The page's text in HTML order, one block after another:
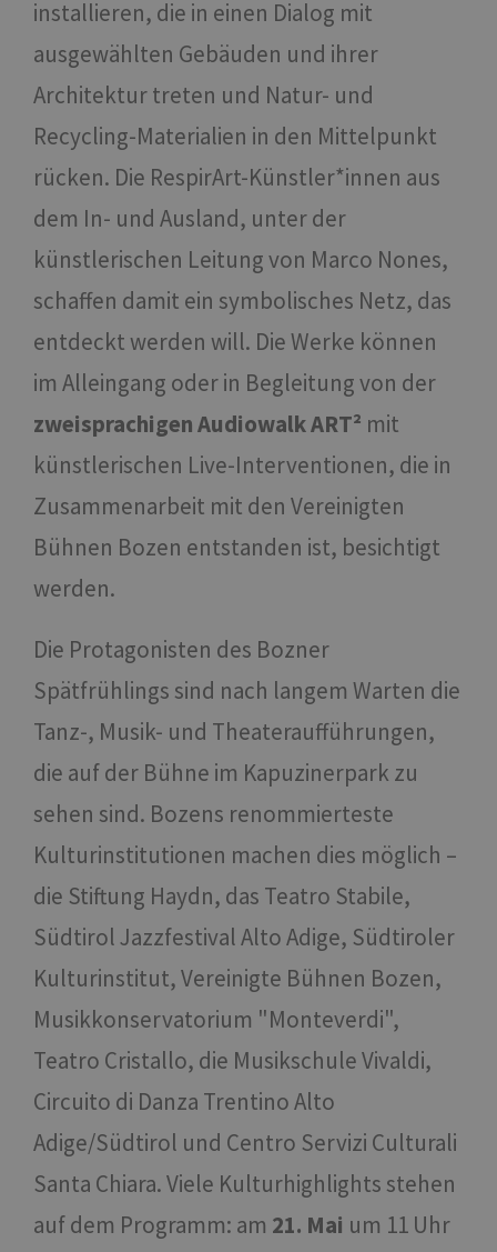
installieren, die in einen Dialog mit
ausgewählten Gebäuden und ihrer
Architektur treten und Natur- und
Recycling-Materialien in den Mittelpunkt
rücken. Die RespirArt-Künstler*innen aus
dem In- und Ausland, unter der
künstlerischen Leitung von Marco Nones,
schaffen damit ein symbolisches Netz, das
entdeckt werden will. Die Werke können
im Alleingang oder in Begleitung von der
zweisprachigen Audiowalk ART² mit
künstlerischen Live-Interventionen, die in
Zusammenarbeit mit den Vereinigten
Bühnen Bozen entstanden ist, besichtigt
werden.
Die Protagonisten des Bozner
Spätfrühlings sind nach langem Warten die
Tanz-, Musik- und Theateraufführungen,
die auf der Bühne im Kapuzinerpark zu
sehen sind. Bozens renommierteste
Kulturinstitutionen machen dies möglich –
die Stiftung Haydn, das Teatro Stabile,
Südtirol Jazzfestival Alto Adige, Südtiroler
Kulturinstitut, Vereinigte Bühnen Bozen,
Musikkonservatorium "Monteverdi",
Teatro Cristallo, die Musikschule Vivaldi,
Circuito di Danza Trentino Alto
Adige/Südtirol und Centro Servizi Culturali
Santa Chiara. Viele Kulturhighlights stehen
auf dem Programm: am 21. Mai um 11 Uhr